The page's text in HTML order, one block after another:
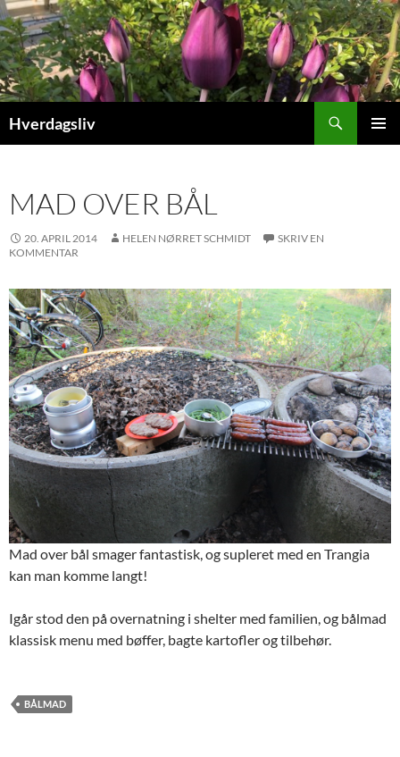
Hop
til
indhold
Hverdagsliv
MAD OVER BÅL
20. APRIL 2014 HELEN NØRRET SCHMIDT
SKRIV EN
KOMMENTAR
Mad over bål smager fantastisk, og supleret med en Trangia
kan man komme langt!
Igår stod den på overnatning i shelter med familien, og bålmad
klassisk menu med bøffer, bagte kartofler og tilbehør.
BÅLMAD